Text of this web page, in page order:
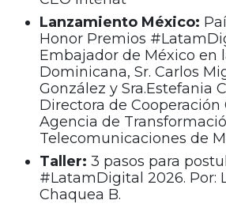
Lanzamiento México:
Honor Premios
Embajador de México en
Dominicana, Sr. Carlos
González y Sra.Estefania
Directora de Cooperación
Agencia de
Telecomunicaciones de
Taller: 3 pasos para
#LatamDigital 2026. Por:
Chaquea B.